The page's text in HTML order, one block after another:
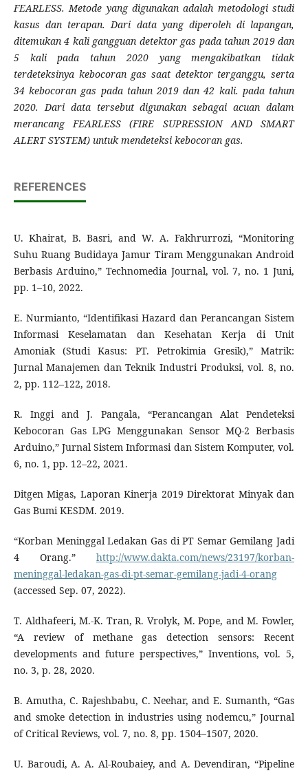
FEARLESS. Metode yang digunakan adalah metodologi studi
kasus dan terapan. Dari data yang diperoleh di lapangan,
ditemukan 4 kali gangguan detektor gas pada tahun 2019 dan
5 kali pada tahun 2020 yang mengakibatkan tidak
terdeteksinya kebocoran gas saat detektor terganggu, serta
34 kebocoran gas pada tahun 2019 dan 42 kali. pada tahun
2020. Dari data tersebut digunakan sebagai acuan dalam
merancang FEARLESS (FIRE SUPRESSION AND SMART
ALERT SYSTEM) untuk mendeteksi kebocoran gas.
REFERENCES
U. Khairat, B. Basri, and W. A. Fakhrurrozi, “Monitoring
Suhu Ruang Budidaya Jamur Tiram Menggunakan Android
Berbasis Arduino,” Technomedia Journal, vol. 7, no. 1 Juni,
pp. 1–10, 2022.
E. Nurmianto, “Identifikasi Hazard dan Perancangan Sistem
Informasi Keselamatan dan Kesehatan Kerja di Unit
Amoniak (Studi Kasus: PT. Petrokimia Gresik),” Matrik:
Jurnal Manajemen dan Teknik Industri Produksi, vol. 8, no.
2, pp. 112–122, 2018.
R. Inggi and J. Pangala, “Perancangan Alat Pendeteksi
Kebocoran Gas LPG Menggunakan Sensor MQ-2 Berbasis
Arduino,” Jurnal Sistem Informasi dan Sistem Komputer, vol.
6, no. 1, pp. 12–22, 2021.
Ditgen Migas, Laporan Kinerja 2019 Direktorat Minyak dan
Gas Bumi KESDM. 2019.
“Korban Meninggal Ledakan Gas di PT Semar Gemilang Jadi
4 Orang.”http://www.dakta.com/news/23197/korban-
meninggal-ledakan-gas-di-pt-semar-gemilang-jadi-4-orang
(accessed Sep. 07, 2022).
T. Aldhafeeri, M.-K. Tran, R. Vrolyk, M. Pope, and M. Fowler,
“A review of methane gas detection sensors: Recent
developments and future perspectives,” Inventions, vol. 5,
no. 3, p. 28, 2020.
B. Amutha, C. Rajeshbabu, C. Neehar, and E. Sumanth, “Gas
and smoke detection in industries using nodemcu,” Journal
of Critical Reviews, vol. 7, no. 8, pp. 1504–1507, 2020.
U. Baroudi, A. A. Al-Roubaiey, and A. Devendiran, “Pipeline